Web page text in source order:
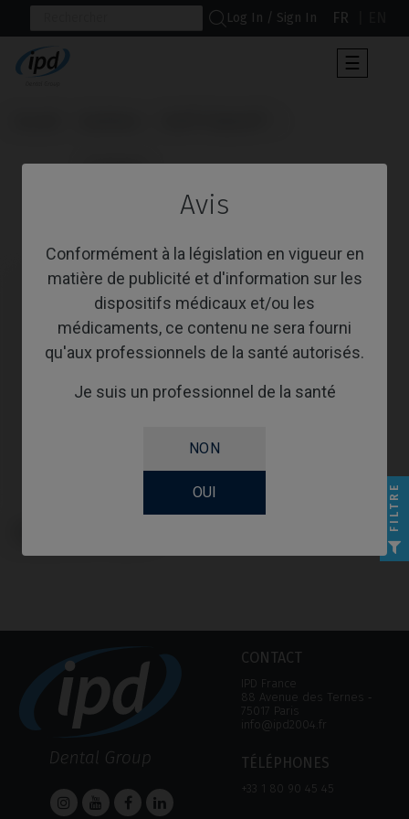
Avis
Conformément à la législation en vigueur en
matière de publicité et d'information sur les
dispositifs médicaux et/ou les
médicaments, ce contenu ne sera fourni
qu'aux professionnels de la santé autorisés.
Je suis un professionnel de la santé
NON
OUI
Log In / Sign In FR
Toggle
☰
                      Analogue
CONTACT
IPD France
88 Avenue des Ternes ‑
75017 Paris
info@ipd2004.fr
TÉLÉPHONES
+33 1 80 90 45 45
FILTRE